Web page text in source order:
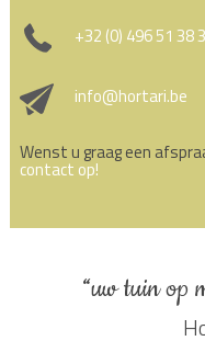
+32 (0) 496 51 38
info@hortari.be
Wenst u graag een
contact op!
“uw tuin op